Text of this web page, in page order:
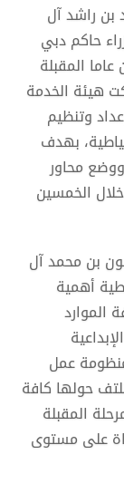
بن راشد آل
حاكم دبي
المقبلة
هيئة الخدمة
مدى 3 أيام في إعداد وتنظيم
بهدف
محاور
الخمسين
بن محمد آل
أهمية
الموارد
عمل
حولها كافة
المقبلة
على مستوى